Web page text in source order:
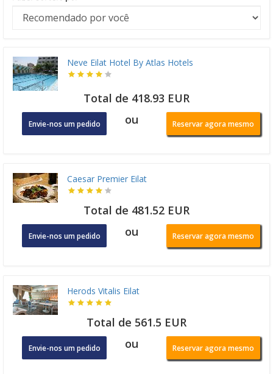
Neve Eilat Hotel By Atlas Hotels
Total de 418.93 EUR
Envie-nos um pedido ou Reservar agora mesmo
Caesar Premier Eilat
Total de 481.52 EUR
Envie-nos um pedido ou Reservar agora mesmo
Herods Vitalis Eilat
Total de 561.5 EUR
Envie-nos um pedido ou Reservar agora mesmo